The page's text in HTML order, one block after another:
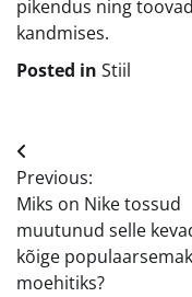
pikendus ning
kandmises.
Posted in Stiil
Navigeerimine
Previous:
Miks on Nike tossud
muutunud selle
kõige
moehitiks?